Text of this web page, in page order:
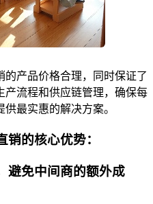
产品价格合理，同时保证了
产流程和供应链管理，确保每
最实惠的解决方案。
的核心优势：
避免中间商的额外成